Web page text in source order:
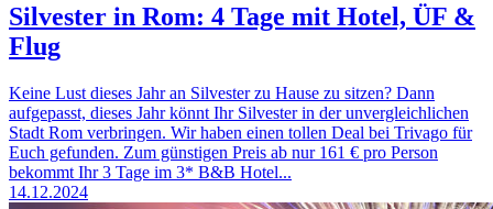
Silvester in Rom: 4 Tage mit Hotel, ÜF &
Flug
Keine Lust dieses Jahr an Silvester zu Hause zu sitzen? Dann
aufgepasst, dieses Jahr könnt Ihr Silvester in der unvergleichlichen
Stadt Rom verbringen. Wir haben einen tollen Deal bei Trivago für
Euch gefunden. Zum günstigen Preis ab nur 161 € pro Person
bekommt Ihr 3 Tage im 3* B&B Hotel...
14.12.2024